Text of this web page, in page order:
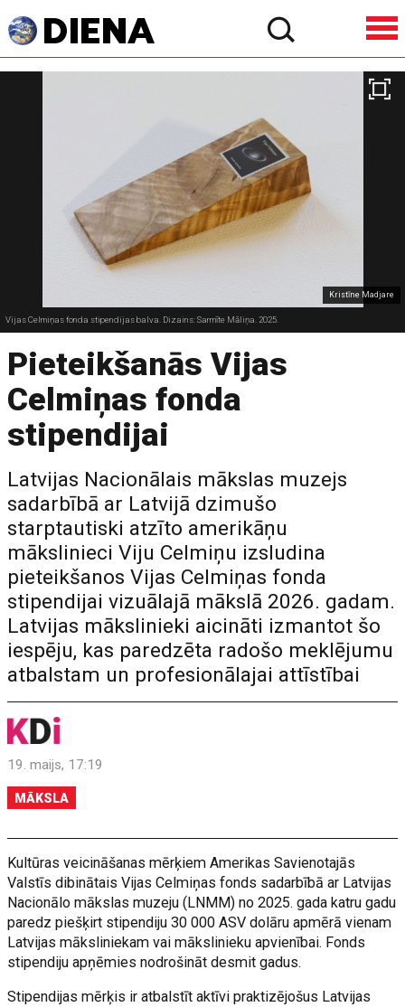
Kristīne Madjare
Vijas Celmiņas fonda stipendijas balva. Dizains: Sarmīte Māliņa. 2025.
Pieteikšanās Vijas
Celmiņas fonda
stipendijai
Latvijas Nacionālais mākslas muzejs
sadarbībā ar Latvijā dzimušo
starptautiski atzīto amerikāņu
mākslinieci Viju Celmiņu izsludina
pieteikšanos Vijas Celmiņas fonda
stipendijai vizuālajā mākslā 2026. gadam.
Latvijas mākslinieki aicināti izmantot šo
iespēju, kas paredzēta radošo meklējumu
atbalstam un profesionālajai attīstībai
19. maijs, 17:19
MĀKSLA
Kultūras veicināšanas mērķiem Amerikas Savienotajās
Valstīs dibinātais Vijas Celmiņas fonds sadarbībā ar Latvijas
Nacionālo mākslas muzeju (LNMM) no 2025. gada katru gadu
paredz piešķirt stipendiju 30 000 ASV dolāru apmērā vienam
Latvijas māksliniekam vai mākslinieku apvienībai. Fonds
stipendiju apņēmies nodrošināt desmit gadus.
Stipendijas mērķis ir atbalstīt aktīvi praktizējošus Latvijas